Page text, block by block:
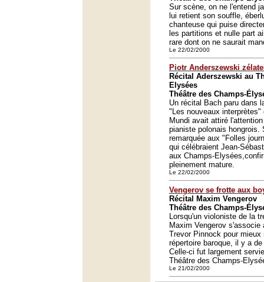
Sur scène, on ne l'entend
lui retient son souffle,
chanteuse qui puise
les partitions et nulle part
rare dont on ne saurait
Le 22/02/2000
Piotr Anderszewski
Récital Aderszewski au
Elysées
Théâtre des Champs-
Un récital Bach paru dans
"Les nouveaux interprètes"
Mundi avait attiré
pianiste polonais hongrois.
remarquée aux "Folles
qui célébraient Jean-
aux Champs-
pleinement mature.
Le 22/02/2000
Vengerov se frotte aux
Récital Maxim Vengerov
Théâtre des Champs-
Lorsqu'un violoniste de la
Maxim Vengerov
Trevor Pinnock pour mieux
répertoire baroque, il y a
Celle-ci fut largement
Théâtre des Champs-
Le 21/02/2000